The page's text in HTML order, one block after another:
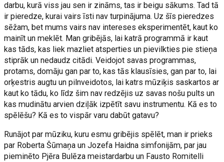
darbu, kurā viss jau sen ir zināms, tas ir beigu sākums. Tad tā
ir pieredze, kurai vairs īsti nav turpinājuma. Uz šīs pieredzes
sēžam, bet mums vairs nav intereses eksperimentēt, kaut ko
mainīt un meklēt. Man gribējās, lai katrā programmā ir kaut
kas tāds, kas liek mazliet atsperties un pievilkties pie stieņa
stiprāk un nedaudz citādi. Veidojot savas programmas,
protams, domāju gan par to, kas tās klausīsies, gan par to, lai
orķestris augtu un pilnveidotos, lai katrs mūziķis saskartos ar
kaut ko tādu, ko līdz šim nav redzējis uz savas nošu pults un
kas mudinātu arvien dziļāk izpētīt savu instrumentu. Kā es to
spēlēšu? Kā es to vispār varu dabūt gatavu?
Runājot par mūziku, kuru esmu gribējis spēlēt, man ir prieks
par Roberta Šūmaņa un Jozefa Haidna simfonijām, par jau
pieminēto Pjēra Bulēza meistardarbu un Fausto Romitelli